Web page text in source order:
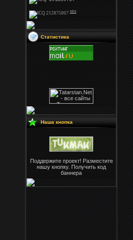
NFS
Статистика
Наша кнопка
Поддержите проект! Разместите
нашу кнопку. Получить код
баннера